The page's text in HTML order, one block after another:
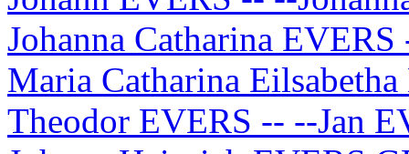
Johanna Catharina
Maria Catharina
Theodor EVERS -- --Jan